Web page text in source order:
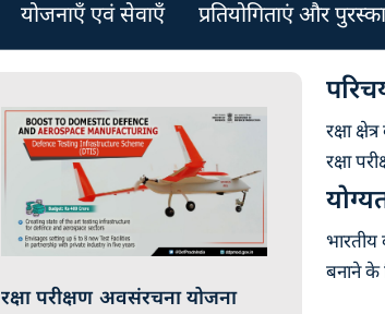
योजनाएँ एवं सेवाएँ प्रतियोगिताएं और
रक्षा परीक्षण अवसंरचना योजना
रक्षा
रक्षा
बनाने के